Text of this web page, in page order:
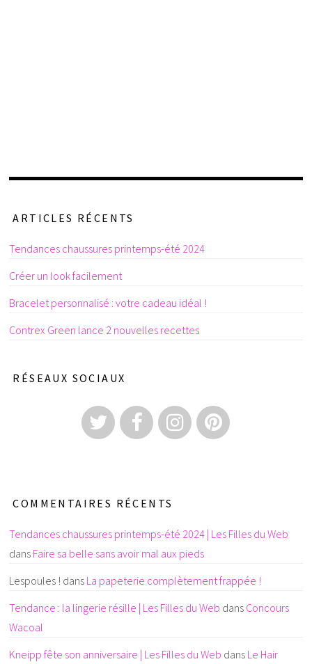
ARTICLES RÉCENTS
Tendances chaussures printemps-été 2024
Créer un look facilement
Bracelet personnalisé : votre cadeau idéal !
Contrex Green lance 2 nouvelles recettes
RÉSEAUX SOCIAUX
COMMENTAIRES RÉCENTS
Tendances chaussures printemps-été 2024 | Les Filles du Web
dans Faire sa belle sans avoir mal aux pieds
Lespoules ! dans La papeterie complètement frappée !
Tendance : la lingerie résille | Les Filles du Web dans Concours
Wacoal
Kneipp fête son anniversaire | Les Filles du Web dans Le Hair